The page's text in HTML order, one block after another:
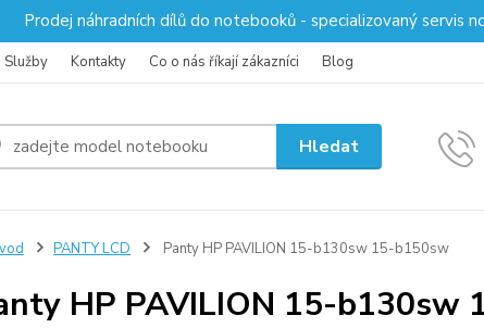
Prodej náhradních dílů do notebooků - specializovaný servis
Služby Kontakty Co o nás říkají zákazníci Blog
Hledat
PANTY LCD Panty HP PAVILION 15-b130sw 15-b150sw
HP PAVILION 15-b130sw